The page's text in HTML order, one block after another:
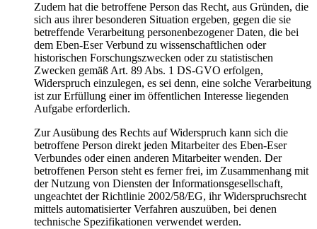
Zudem hat die betroffene Person das Recht, aus Gründen, die
sich aus ihrer besonderen Situation ergeben, gegen die sie
betreffende Verarbeitung personenbezogener Daten, die bei
dem Eben-Eser Verbund zu wissenschaftlichen oder
historischen Forschungszwecken oder zu statistischen
Zwecken gemäß Art. 89 Abs. 1 DS-GVO erfolgen,
Widerspruch einzulegen, es sei denn, eine solche Verarbeitung
ist zur Erfüllung einer im öffentlichen Interesse liegenden
Aufgabe erforderlich.
Zur Ausübung des Rechts auf Widerspruch kann sich die
betroffene Person direkt jeden Mitarbeiter des Eben-Eser
Verbundes oder einen anderen Mitarbeiter wenden. Der
betroffenen Person steht es ferner frei, im Zusammenhang mit
der Nutzung von Diensten der Informationsgesellschaft,
ungeachtet der Richtlinie 2002/58/EG, ihr Widerspruchsrecht
mittels automatisierter Verfahren auszuüben, bei denen
technische Spezifikationen verwendet werden.